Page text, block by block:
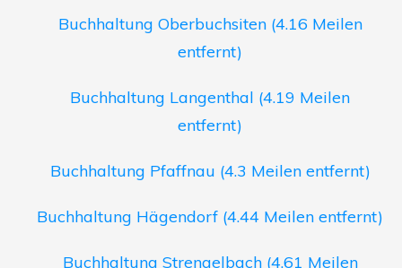
Buchhaltung Oberbuchsiten (4.16 Meilen
entfernt)
Buchhaltung Langenthal (4.19 Meilen
entfernt)
Buchhaltung Pfaffnau (4.3 Meilen entfernt)
Buchhaltung Hägendorf (4.44 Meilen entfernt)
Buchhaltung Strengelbach (4.61 Meilen